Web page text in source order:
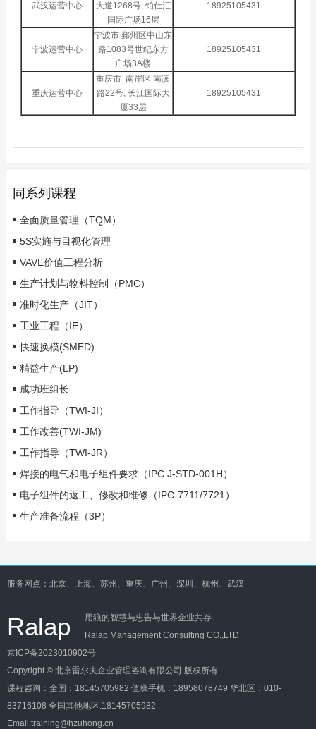
武汉运营中心
大道1268号, 铂仕汇
国际广场16层
18925105431
宁波运营中心
宁波市 鄞州区中山东
路1083号世纪东方
广场3A楼
18925105431
重庆运营中心
重庆市 南岸区 南滨
路22号, 长江国际大
厦33层
18925105431
同系列课程
全面质量管理（TQM）
5S实施与目视化管理
VAVE价值工程分析
生产计划与物料控制（PMC）
准时化生产（JIT）
工业工程（IE）
快速换模(SMED)
精益生产(LP)
成功班组长
工作指导（TWI-JI）
工作改善(TWI-JM)
工作指导（TWI-JR）
焊接的电气和电子组件要求（IPC J-STD-001H）
电子组件的返工、修改和维修（IPC-7711/7721）
生产准备流程（3P）
服务网点：北京、上海、苏州、重庆、广州、深圳、杭州、武汉
Ralap
用狼的智慧与忠告与世界企业共存
Ralap Management Consulting CO.,LTD
京ICP备2023010902号
Copyright © 北京雷尔夫企业管理咨询有限公司 版权所有
课程咨询： 全国：18145705982 值班手机：18958078749 华北区：010-
83716108 全国其他地区:18145705982
Email:training@hzuhong.cn